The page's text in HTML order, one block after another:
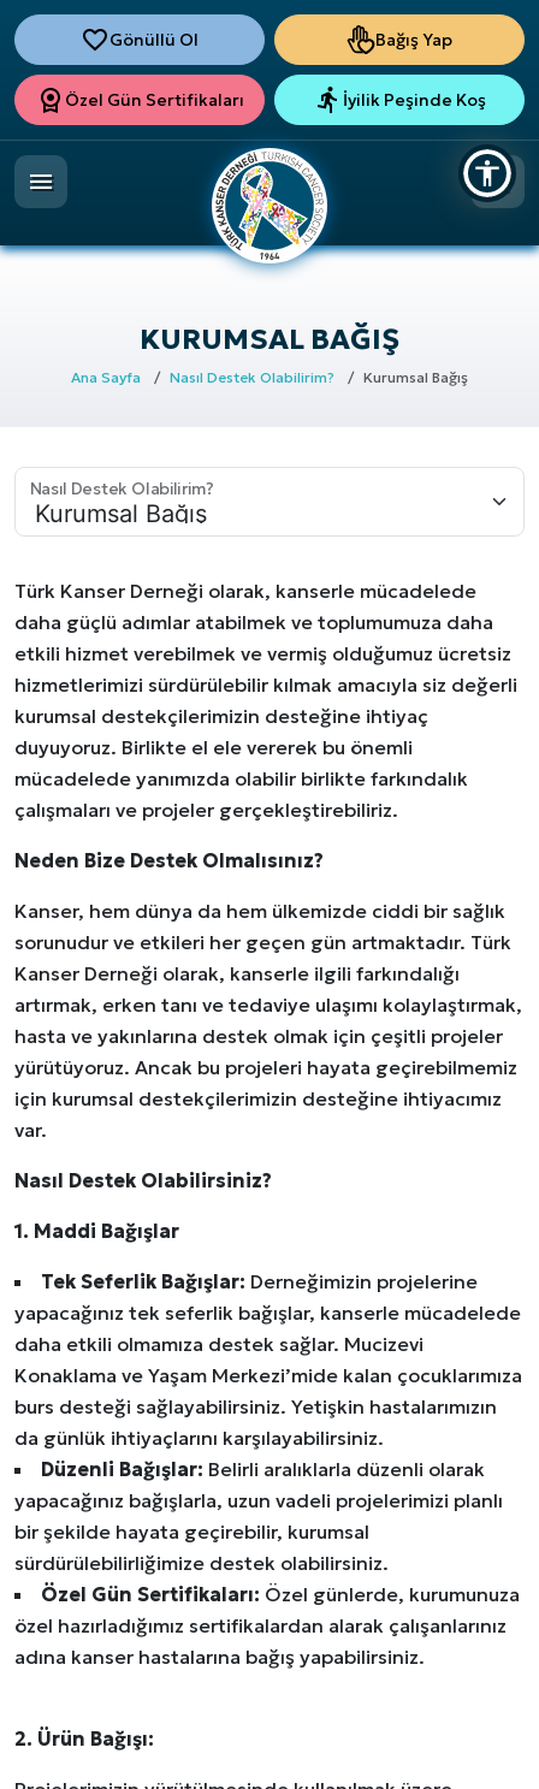
Gönüllü Ol Bağış Yap
Özel Gün Sertifikaları İyilik Peşinde Koş
KURUMSAL BAĞIŞ
Ana Sayfa Nasıl Destek Olabilirim? Kurumsal Bağış
Nasıl Destek Olabilirim?
Türk Kanser Derneği olarak, kanserle mücadelede
daha güçlü adımlar atabilmek ve toplumumuza daha
etkili hizmet verebilmek ve vermiş olduğumuz ücretsiz
hizmetlerimizi sürdürülebilir kılmak amacıyla siz değerli
kurumsal destekçilerimizin desteğine ihtiyaç
duyuyoruz. Birlikte el ele vererek bu önemli
mücadelede yanımızda olabilir birlikte farkındalık
çalışmaları ve projeler gerçekleştirebiliriz.
Neden Bize Destek Olmalısınız?
Kanser, hem dünya da hem ülkemizde ciddi bir sağlık
sorunudur ve etkileri her geçen gün artmaktadır. Türk
Kanser Derneği olarak, kanserle ilgili farkındalığı
artırmak, erken tanı ve tedaviye ulaşımı kolaylaştırmak,
hasta ve yakınlarına destek olmak için çeşitli projeler
yürütüyoruz. Ancak bu projeleri hayata geçirebilmemiz
için kurumsal destekçilerimizin desteğine ihtiyacımız
var.
Nasıl Destek Olabilirsiniz?
1. Maddi Bağışlar
Tek Seferlik Bağışlar: Derneğimizin projelerine
yapacağınız tek seferlik bağışlar, kanserle mücadelede
daha etkili olmamıza destek sağlar. Mucizevi
Konaklama ve Yaşam Merkezi’mide kalan çocuklarımıza
burs desteği sağlayabilirsiniz. Yetişkin hastalarımızın
da günlük ihtiyaçlarını karşılayabilirsiniz.
Düzenli Bağışlar: Belirli aralıklarla düzenli olarak
yapacağınız bağışlarla, uzun vadeli projelerimizi planlı
bir şekilde hayata geçirebilir, kurumsal
sürdürülebilirliğimize destek olabilirsiniz.
Özel Gün Sertifikaları: Özel günlerde, kurumunuza
özel hazırladığımız sertifikalardan alarak çalışanlarınız
adına kanser hastalarına bağış yapabilirsiniz.
2. Ürün Bağışı: